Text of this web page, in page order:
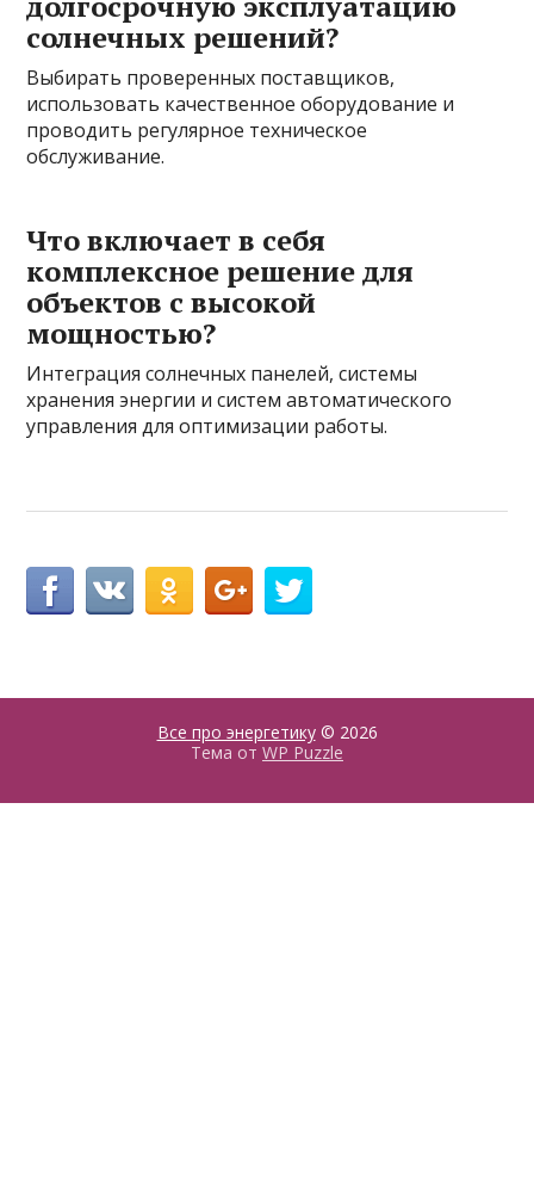
солнечных решений?
Выбирать проверенных поставщиков,
использовать качественное оборудование и
проводить регулярное техническое
обслуживание.
Что включает в себя
комплексное решение для
объектов с высокой
мощностью?
Интеграция солнечных панелей, системы
хранения энергии и систем автоматического
управления для оптимизации работы.
Все про энергетику© 2026
Тема от WP Puzzle